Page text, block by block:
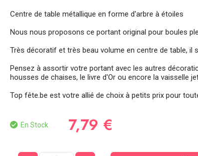
Centre de table métallique en forme d'arbre à étoiles
Nous nous proposons ce portant original pour boules
Très décoratif et très beau volume en centre de table,
Pensez à assortir votre portant avec les autres
housses de chaises, le livre d'Or ou encore la vaisselle
Top fête.be est votre allié de choix à petits prix pour
En Stock 7,79 €